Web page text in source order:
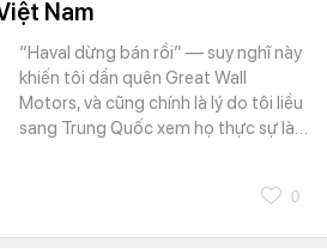
Nam
“Haval dừng bán rồi” — suy nghĩ này
khiến tôi dần quên Great Wall
Motors, và cũng chính là lý do tôi liều
sang Trung Quốc xem họ thực sự là…
0